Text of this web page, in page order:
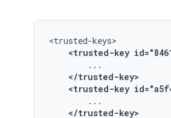
<trusted-key
</trusted-key>
<trusted-key
</trusted-key>